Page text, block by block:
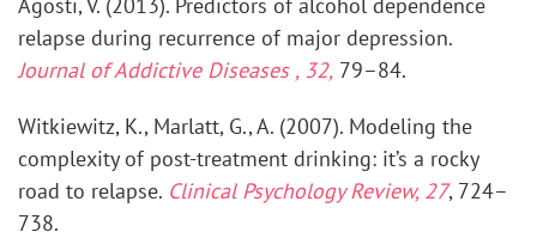
relapse during recurrence of major depression.
Journal of Addictive Diseases , 32, 79–84.
Witkiewitz, K., Marlatt, G., A. (2007). Modeling the
complexity of post-treatment drinking: it’s a rocky
road to relapse. Clinical Psychology Review, 27, 724–
738.